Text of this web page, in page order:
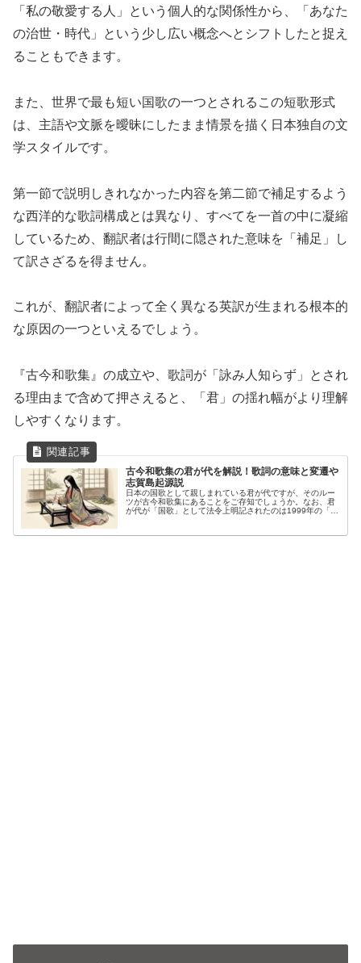
「私の敬愛する人」という個人的な関係性から、「あなた
の治世・時代」という少し広い概念へとシフトしたと捉え
ることもできます。
また、世界で最も短い国歌の一つとされるこの短歌形式
は、主語や文脈を曖昧にしたまま情景を描く日本独自の文
学スタイルです。
第一節で説明しきれなかった内容を第二節で補足するよう
な西洋的な歌詞構成とは異なり、すべてを一首の中に凝縮
しているため、翻訳者は行間に隠された意味を「補足」し
て訳さざるを得ません。
これが、翻訳者によって全く異なる英訳が生まれる根本的
な原因の一つといえるでしょう。
『古今和歌集』の成立や、歌詞が「詠み人知らず」とされ
る理由まで含めて押さえると、「君」の揺れ幅がより理解
しやすくなります。
古今和歌集の君が代を解説！歌詞の意味と変遷や
志賀島起源説
日本の国歌として親しまれている君が代ですが、そのルー
ツが古今和歌集にあることをご存知でしょうか。なお、君
が代が「国歌」として法令上明記されたのは1999年の「国